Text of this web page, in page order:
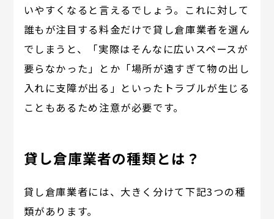
いやすくなると言えるでしょう。これに対して
誰もが注目する料金だけで貸し倉庫業者を選ん
でしまうと、「実際はそんなに広いスペースが
要らなかった」とか「場所が遠すぎて物の出し
入れに支障が出る」といったトラブルが生じる
こともあるため注意が必要です。
貸し倉庫業者の種類とは？
貸し倉庫業者には、大きく分けて下記3つの種
類があります。